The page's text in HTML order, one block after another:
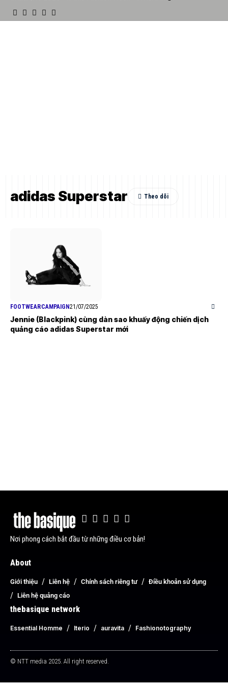
adidas Superstar
FOOTWEARCAMPAIGN21/07/2025
Jennie (Blackpink) cùng dàn sao khuấy động chiến dịch
quảng cáo adidas Superstar mới
Nơi phong cách bắt đầu từ những điều cơ bản!
About
Giới thiệu Liên hệ Chính sách riêng tư
Điều khoản sử dụng
Liên hệ quảng cáo
thebasique network
Essential Homme Iterio auravita Fashionotography
© NTT media 2025. All right reserved.